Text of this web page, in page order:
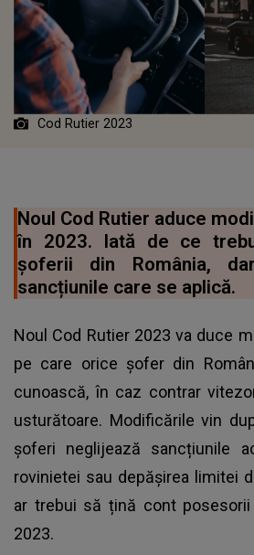
Cod Rutier 2023
Noul Cod Rutier aduce
în 2023. Iată de ce
șoferii din România,
sancțiunile care se aplică.
Noul Cod Rutier 2023 va duce
pe care orice șofer din
cunoască, în caz contrar
usturătoare. Modificările vin
șoferi neglijează sancțiunile
rovinietei sau depășirea limitei
ar trebui să țină cont
2023.